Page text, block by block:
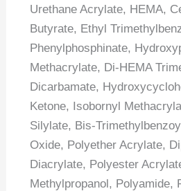
Urethane Acrylate, HEMA,
Butyrate, Ethyl
Phenylphosphinate,
Methacrylate, Di-HEMA
Dicarbamate,
Ketone, Isobornyl
Silylate, Bis-
Oxide, Polyether Acrylate,
Diacrylate, Polyester
Methylpropanol, Polyamide,